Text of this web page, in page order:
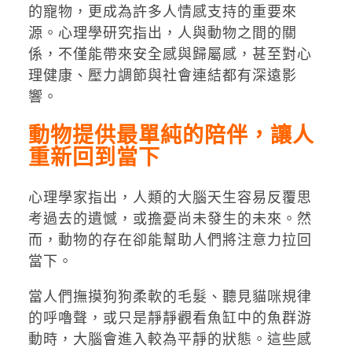
的寵物，更成為許多人情感支持的重要來
源。心理學研究指出，人與動物之間的關
係，不僅能帶來安全感與歸屬感，甚至對心
理健康、壓力調節與社會連結都有深遠影
響。
動物提供最單純的陪伴，讓人
重新回到當下
心理學家指出，人類的大腦天生容易反覆思
考過去的遺憾，或擔憂尚未發生的未來。然
而，動物的存在卻能幫助人們將注意力拉回
當下。
當人們撫摸狗狗柔軟的毛髮、聽見貓咪規律
的呼嚕聲，或只是靜靜觀看魚缸中的魚群游
動時，大腦會進入較為平靜的狀態。這些感